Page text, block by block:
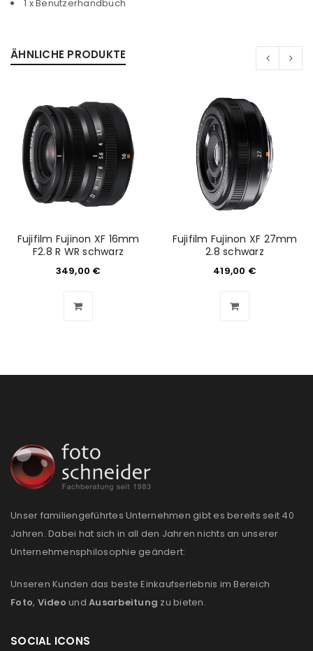
1 x Benutzerhandbuch
ÄHNLICHE PRODUKTE
Fujifilm Fujinon XF 16mm
F2.8 R WR schwarz
349,00 €
Fujifilm Fujinon XF 27mm
2.8 schwarz
419,00 €
Unser familiengeführtes Unternehmen gibt es bereits seit 40
Jahren. Dabei hat sich in all den Jahren nichts an unserer
Unternehmensphilosophie geändert:
Unseren Kunden das beste Einkaufserlebnis im Bereich
Foto, Video und Ausarbeitung zu bieten.
SOCIAL ICONS